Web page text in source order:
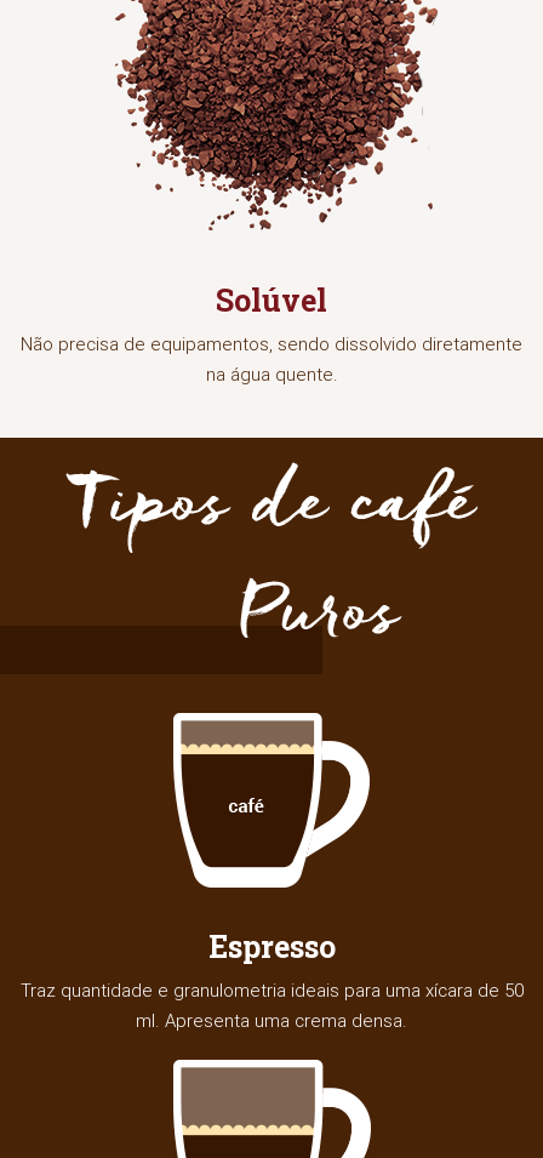
Solúvel
Não precisa de equipamentos, sendo dissolvido diretamente
na água quente.
Espresso
Traz quantidade e granulometria ideais para uma xícara de 50
ml. Apresenta uma crema densa.